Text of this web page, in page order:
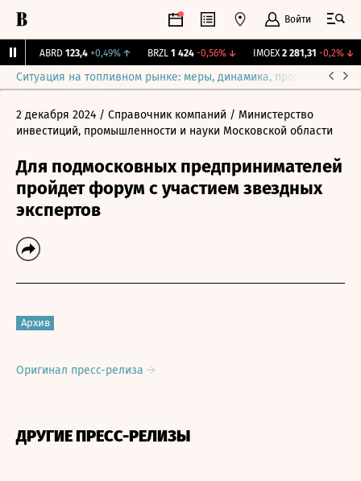
Войти
ABRD 123,4 +0,49%↑ BRZL 1 424 -0,56%↓ IMOEX 2 281,31 -0,2%↓
Ситуация на топливном рынке: меры, динамика, прогнозы
2 декабря 2024 / Справочник компаний / Министерство
инвестиций, промышленности и науки Московской области
Для подмосковных предпринимателей
пройдет форум с участием звездных
экспертов
Архив
Оригинал пресс-релиза
ДРУГИЕ ПРЕСС-РЕЛИЗЫ